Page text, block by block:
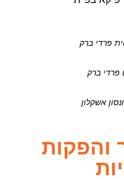
פרדי ברק
פרדי ברק
אשקלון
והפקות